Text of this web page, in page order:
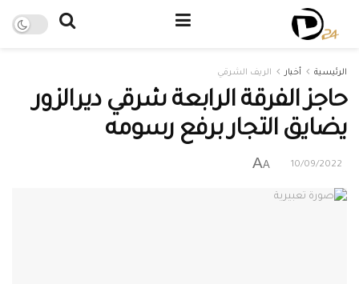
الرئيسية أخبار الريف الشرقي
حاجز الفرقة الرابعة شرقي ديرالزور
يضايق التجار برفع رسومه
10/09/2022
A
A